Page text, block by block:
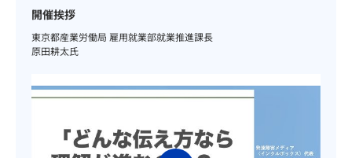
開催挨拶
東京都産業労働局 雇用就業部就業推進課長
原田耕太氏